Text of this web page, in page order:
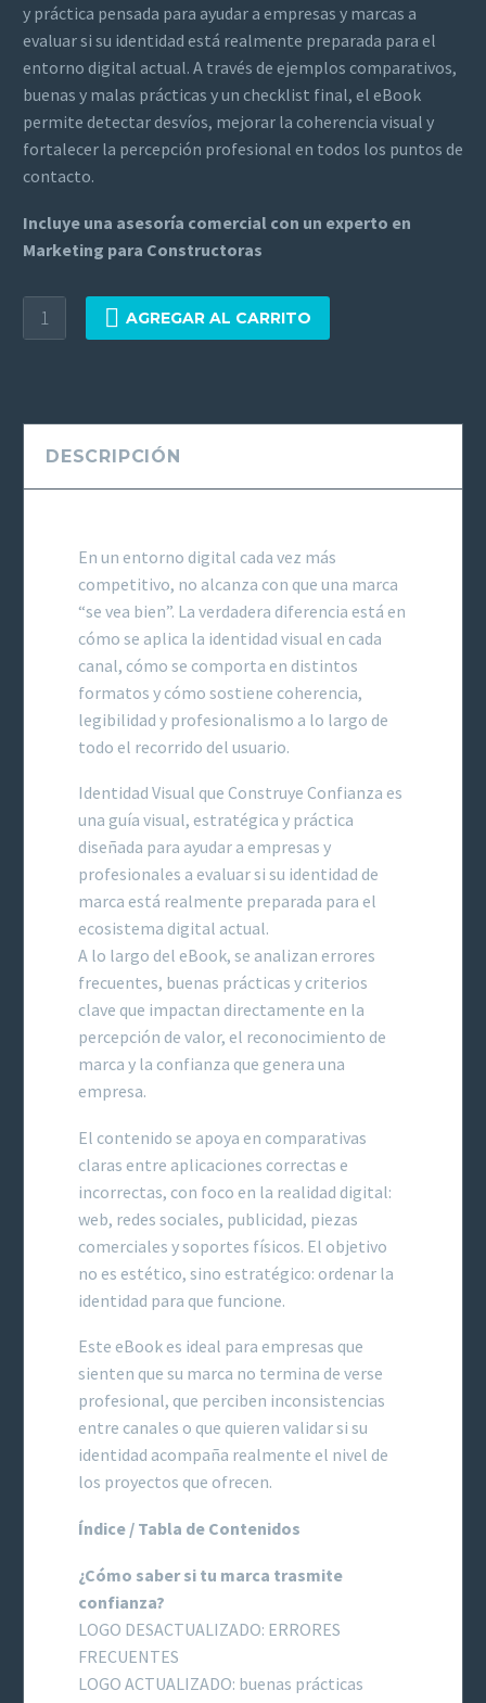
y práctica pensada para ayudar a empresas y marcas a
evaluar si su identidad está realmente preparada para el
entorno digital actual. A través de ejemplos comparativos,
buenas y malas prácticas y un checklist final, el eBook
permite detectar desvíos, mejorar la coherencia visual y
fortalecer la percepción profesional en todos los puntos de
contacto.
Incluye una asesoría comercial con un experto en
Marketing para Constructoras
AGREGAR AL CARRITO
DESCRIPCIÓN
En un entorno digital cada vez más
competitivo, no alcanza con que una marca
“se vea bien”. La verdadera diferencia está en
cómo se aplica la identidad visual en cada
canal, cómo se comporta en distintos
formatos y cómo sostiene coherencia,
legibilidad y profesionalismo a lo largo de
todo el recorrido del usuario.
Identidad Visual que Construye Confianza es
una guía visual, estratégica y práctica
diseñada para ayudar a empresas y
profesionales a evaluar si su identidad de
marca está realmente preparada para el
ecosistema digital actual.
A lo largo del eBook, se analizan errores
frecuentes, buenas prácticas y criterios
clave que impactan directamente en la
percepción de valor, el reconocimiento de
marca y la confianza que genera una
empresa.
El contenido se apoya en comparativas
claras entre aplicaciones correctas e
incorrectas, con foco en la realidad digital:
web, redes sociales, publicidad, piezas
comerciales y soportes físicos. El objetivo
no es estético, sino estratégico: ordenar la
identidad para que funcione.
Este eBook es ideal para empresas que
sienten que su marca no termina de verse
profesional, que perciben inconsistencias
entre canales o que quieren validar si su
identidad acompaña realmente el nivel de
los proyectos que ofrecen.
Índice / Tabla de Contenidos
¿Cómo saber si tu marca trasmite
confianza?
LOGO DESACTUALIZADO: ERRORES
FRECUENTES
LOGO ACTUALIZADO: buenas prácticas